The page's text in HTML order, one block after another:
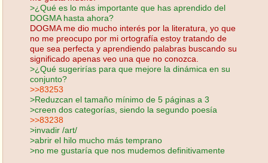
>¿Qué es lo más importante que has aprendido del
DOGMA hasta ahora?
DOGMA me dio mucho interés por la literatura, yo que
no me preocupo por mi ortografía estoy tratando de
que sea perfecta y aprendiendo palabras buscando su
significado apenas veo una que no conozca.
>¿Qué sugerirías para que mejore la dinámica en su
conjunto?
>>83253
>Reduzcan el tamaño mínimo de 5 páginas a 3
>creen dos categorías, siendo la segundo poesía
>>83238
>invadir /art/
>abrir el hilo mucho más temprano
>no me gustaría que nos mudemos definitivamente